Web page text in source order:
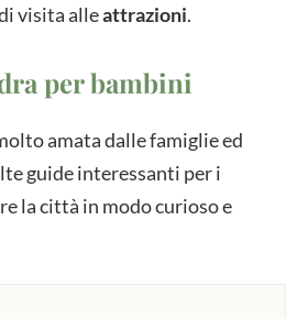
visita alleattrazioni.
per bambini
amata dalle famiglie ed
guide interessanti per i
la città in modo curioso e